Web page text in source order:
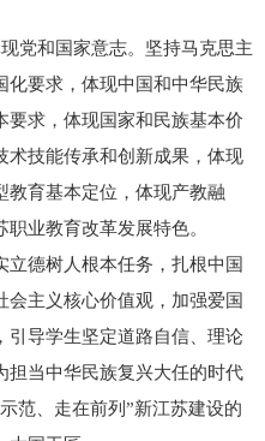
党和国家意志。坚持马克思主
化要求，体现中国和中华民族
要求，体现国家和民族基本价
术技能传承和创新成果，体现
教育基本定位，体现产教融
业教育改革发展特色。
立德树人根本任务，扎根中国
会主义核心价值观，加强爱国
引导学生坚定道路自信、理论
担当中华民族复兴大任的时代
范、走在前列”新江苏建设的